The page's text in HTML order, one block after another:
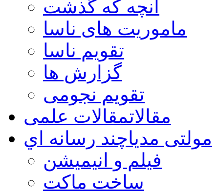
آنچه که گذشت
ماموریت های ناسا
تقویم ناسا
گزارش ها
تقویم نجومی
مقالاتمقالات علمی
مولتی مدیاچند رسانه اي
فیلم و انیمیشن
ساخت ماکت